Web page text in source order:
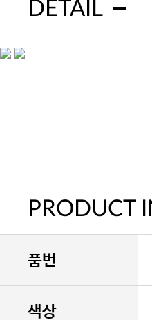
DETAIL
PRODUCT
품번
색상